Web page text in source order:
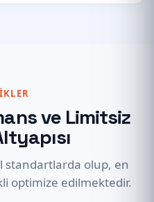
ve Limitsiz
standartlarda olup, en
optimize edilmektedir.